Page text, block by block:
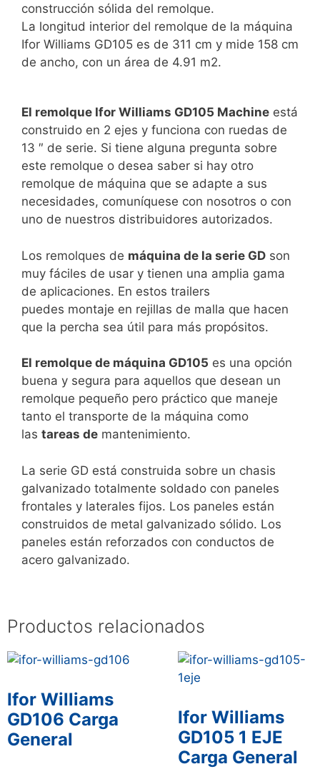
construcción sólida del remolque.
La longitud interior del remolque de la máquina
Ifor Williams GD105 es de 311 cm y mide 158 cm
de ancho, con un área de 4.91 m2.
El remolque Ifor Williams GD105 Machine está
construido en 2 ejes y funciona con ruedas de
13 ″ de serie. Si tiene alguna pregunta sobre
este remolque o desea saber si hay otro
remolque de máquina que se adapte a sus
necesidades, comuníquese con nosotros o con
uno de nuestros distribuidores autorizados.
Los remolques de máquina de la serie GD son
muy fáciles de usar y tienen una amplia gama
de aplicaciones. En estos trailers
puedes montaje en rejillas de malla que hacen
que la percha sea útil para más propósitos.
El remolque de máquina GD105 es una opción
buena y segura para aquellos que desean un
remolque pequeño pero práctico que maneje
tanto el transporte de la máquina como
las tareas de mantenimiento.
La serie GD está construida sobre un chasis
galvanizado totalmente soldado con paneles
frontales y laterales fijos. Los paneles están
construidos de metal galvanizado sólido. Los
paneles están reforzados con conductos de
acero galvanizado.
Productos relacionados
Ifor Williams
GD106 Carga
General
Ifor Williams
GD105 1 EJE
Carga General